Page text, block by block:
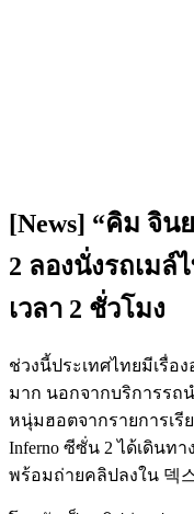
[News] “คิม จิน
2 ลองนั่งรถเมล์
เวลา 2 ชั่วโมง
ช่วงนี้ประเทศไทยมีเรื่อ
มาก นอกจากบริการรถ
หนุ่มฮอตจากรายการเรีย
Inferno ซีซั่น 2 ได้เดินท
พร้อมถ่ายคลิปลงใน 덱